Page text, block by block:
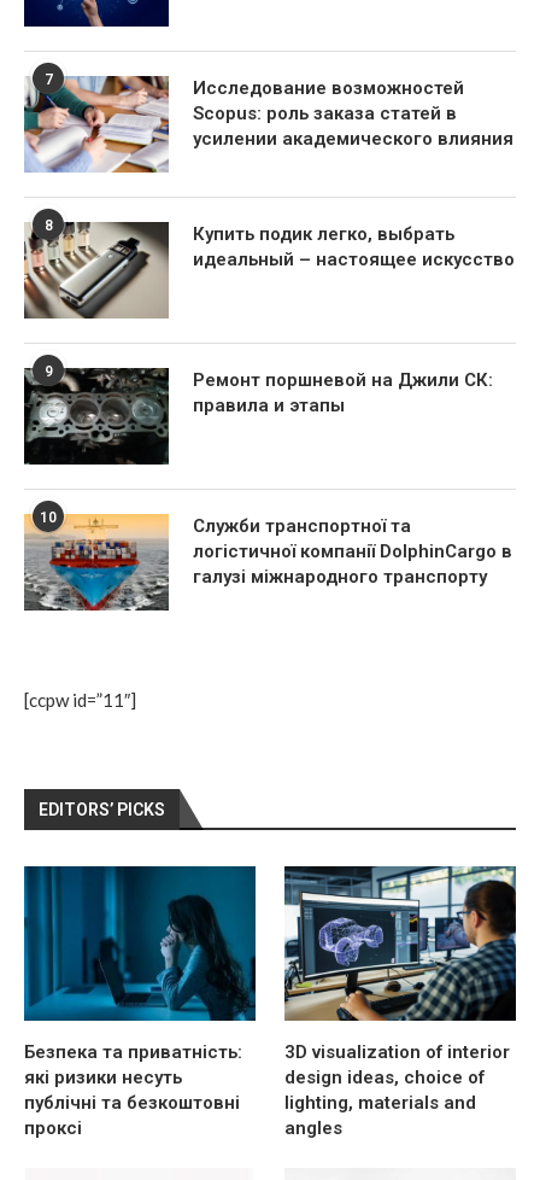
[ccpw id=”11″]
EDITORS’ PICKS
Безпека та приватність:
які ризики несуть
публічні та безкоштовні
проксі
3D visualization of interior
design ideas, choice of
lighting, materials and
angles
7
Исследование возможностей
Scopus: роль заказа статей в
усилении академического влияния
8
Купить подик легко, выбрать
идеальный – настоящее искусство
9
Ремонт поршневой на Джили СК:
правила и этапы
10
Служби транспортної та
логістичної компанії DolphinCargo в
галузі міжнародного транспорту